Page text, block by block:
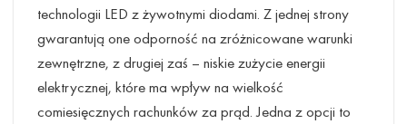
technologii LED z żywotnymi diodami. Z jednej strony
gwarantują one odporność na zróżnicowane warunki
zewnętrzne, z drugiej zaś – niskie zużycie energii
elektrycznej, które ma wpływ na wielkość
comiesięcznych rachunków za prąd. Jedna z opcji to